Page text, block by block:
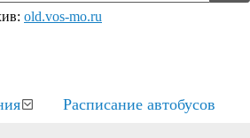
old.vos-mo.ru
Расписание автобусов